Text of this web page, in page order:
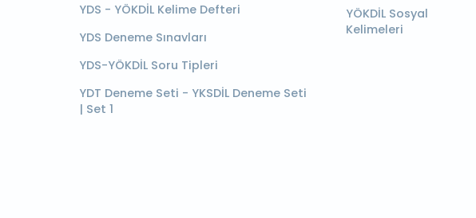
YDS - YÖKDİL Kelime Defteri
YDS Deneme Sınavları
YDS-YÖKDİL Soru Tipleri
YDT Deneme Seti - YKSDİL Deneme Seti
| Set 1
YÖKDİL Sosyal
Kelimeleri